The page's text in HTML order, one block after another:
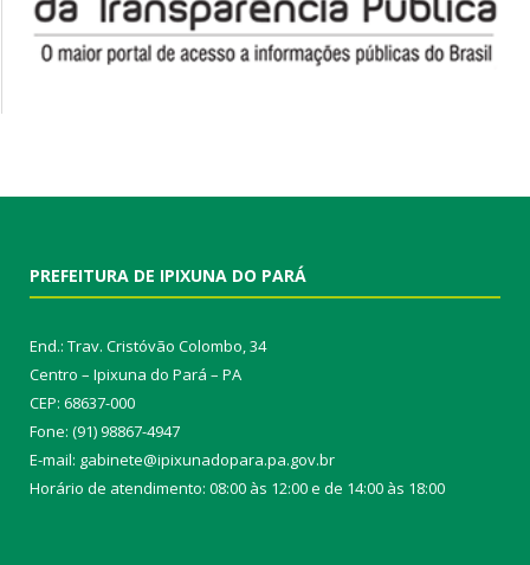
PREFEITURA DE IPIXUNA DO PARÁ
End.: Trav. Cristóvão Colombo, 34
Centro – Ipixuna do Pará – PA
CEP: 68637-000
Fone: (91) 98867-4947
E-mail: gabinete@ipixunadopara.pa.gov.br
Horário de atendimento: 08:00 às 12:00 e de 14:00 às 18:00